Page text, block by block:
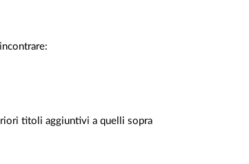
titoli aggiuntivi a quelli sopra